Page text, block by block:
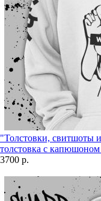
"Толстовки, свитшоты
толстовка с
3700 р.